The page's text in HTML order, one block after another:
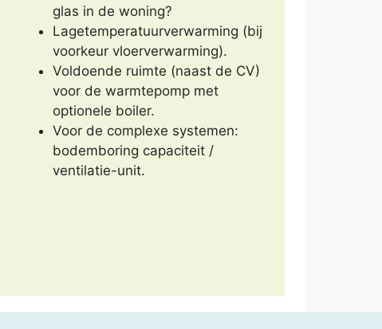
glas in de woning?
Lagetemperatuurverwarming (bij
voorkeur vloerverwarming).
Voldoende ruimte (naast de CV)
voor de warmtepomp met
optionele boiler.
Voor de complexe systemen:
bodemboring capaciteit /
ventilatie-unit.